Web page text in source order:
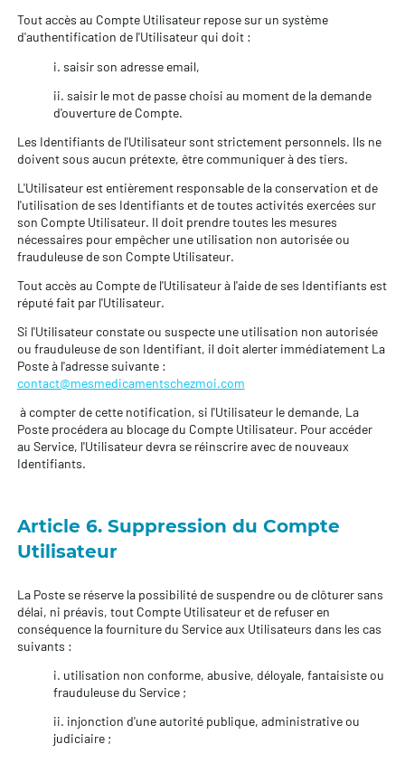
Tout accès au Compte Utilisateur repose sur un système
d'authentification de l'Utilisateur qui doit :
i. saisir son adresse email,
ii. saisir le mot de passe choisi au moment de la demande
d'ouverture de Compte.
Les Identifiants de l'Utilisateur sont strictement personnels. Ils ne
doivent sous aucun prétexte, être communiquer à des tiers.
L'Utilisateur est entièrement responsable de la conservation et de
l'utilisation de ses Identifiants et de toutes activités exercées sur
son Compte Utilisateur. Il doit prendre toutes les mesures
nécessaires pour empêcher une utilisation non autorisée ou
frauduleuse de son Compte Utilisateur.
Tout accès au Compte de l'Utilisateur à l'aide de ses Identifiants est
réputé fait par l'Utilisateur.
Si l'Utilisateur constate ou suspecte une utilisation non autorisée
ou frauduleuse de son Identifiant, il doit alerter immédiatement La
Poste à l'adresse suivante :
contact@mesmedicamentschezmoi.com
à compter de cette notification, si l'Utilisateur le demande, La
Poste procédera au blocage du Compte Utilisateur. Pour accéder
au Service, l'Utilisateur devra se réinscrire avec de nouveaux
Identifiants.
Article 6. Suppression du Compte
Utilisateur
La Poste se réserve la possibilité de suspendre ou de clôturer sans
délai, ni préavis, tout Compte Utilisateur et de refuser en
conséquence la fourniture du Service aux Utilisateurs dans les cas
suivants :
i. utilisation non conforme, abusive, déloyale, fantaisiste ou
frauduleuse du Service ;
ii. injonction d'une autorité publique, administrative ou
judiciaire ;